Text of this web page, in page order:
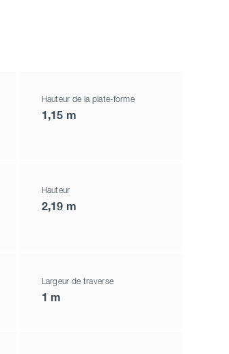
Hauteur de la plate-forme
1,15 m
Hauteur
2,19 m
Largeur de traverse
1 m